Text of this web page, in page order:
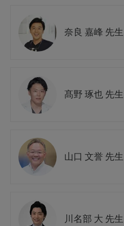
奈良 嘉峰 先生
髙野 琢也 先生
山口 文誉 先生
川名部 大 先生